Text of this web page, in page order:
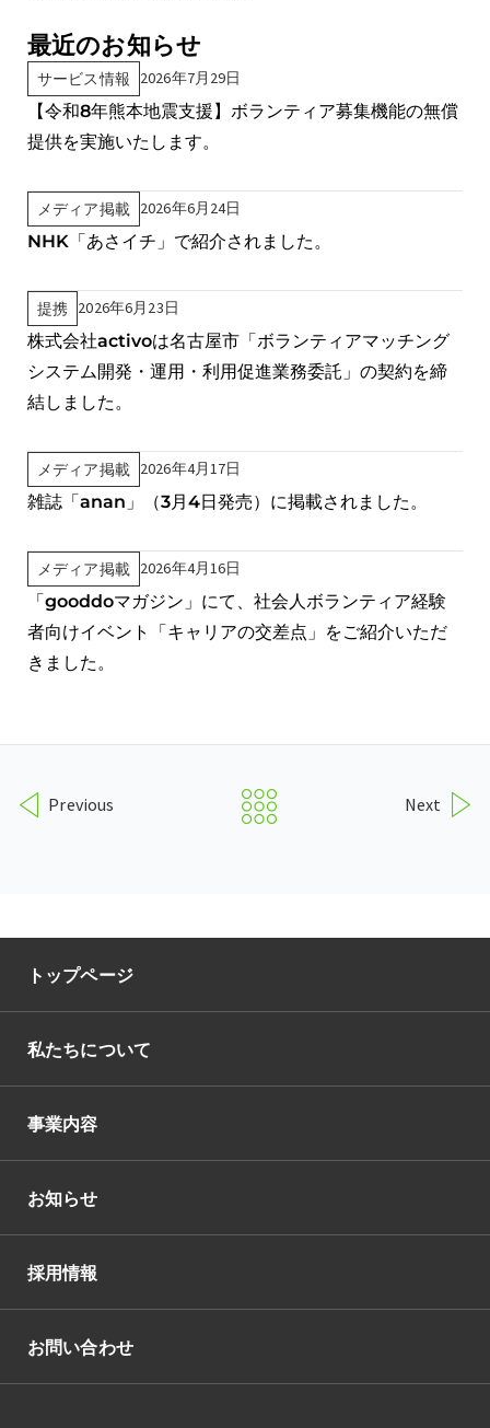
最近のお知らせ
サービス情報 2026年7月29日
【令和8年熊本地震支援】ボランティア募集機能の無償
提供を実施いたします。
メディア掲載 2026年6月24日
NHK「あさイチ」で紹介されました。
提携 2026年6月23日
株式会社activoは名古屋市「ボランティアマッチング
システム開発・運用・利用促進業務委託」の契約を締
結しました。
メディア掲載 2026年4月17日
雑誌「anan」（3月4日発売）に掲載されました。
メディア掲載 2026年4月16日
「gooddoマガジン」にて、社会人ボランティア経験
者向けイベント「キャリアの交差点」をご紹介いただ
きました。
Previous Next
トップページ
私たちについて
事業内容
お知らせ
採用情報
お問い合わせ